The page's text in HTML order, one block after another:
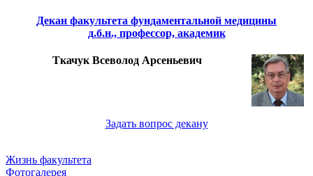
Декан факультета фундаментальной медицины
д.б.н., профессор, академик
Ткачук Всеволод Арсеньевич
Задать вопрос декану
Жизнь факультета
Фотогалерея